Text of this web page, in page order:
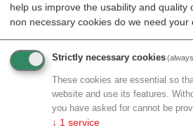
help us improve the usability and quality
non necessary cookies do we need your
Strictly necessary cookies
These cookies are essential so
website and use its features.
you have asked for cannot be
↓ 1 service
Verhärtung der natürlichen
Abhilfe kann die Implantation einer
(Intraokularlinse, IOL) schaffen,
Linsentypen zur Auswahl stehen.
es daher wichtig, jeweils das
Linsenmodell zu finden. Das war
Rahmen eines ärztlichen
anhand von Beispielbildern möglich.